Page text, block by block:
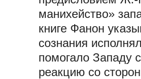
манихейство»
книге Фанон
сознания
помогало Западу
реакцию со